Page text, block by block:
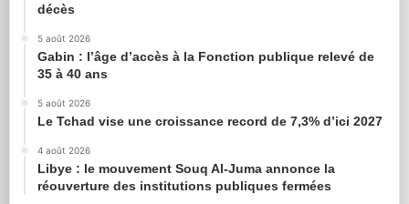
décès
5 août 2026
Gabin : l’âge d’accès à la Fonction publique relevé de
35 à 40 ans
5 août 2026
Le Tchad vise une croissance record de 7,3% d’ici 2027
4 août 2026
Libye : le mouvement Souq Al-Juma annonce la
réouverture des institutions publiques fermées